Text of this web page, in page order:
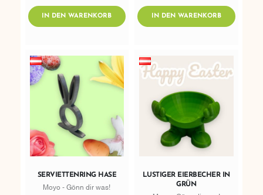
IN DEN WARENKORBADDTOCART IN DEN WARENKORBADDTOCART
SERVIETTENRING HASE
Moyo - Gönn dir was!
LUSTIGER EIERBECHER IN
GRÜN